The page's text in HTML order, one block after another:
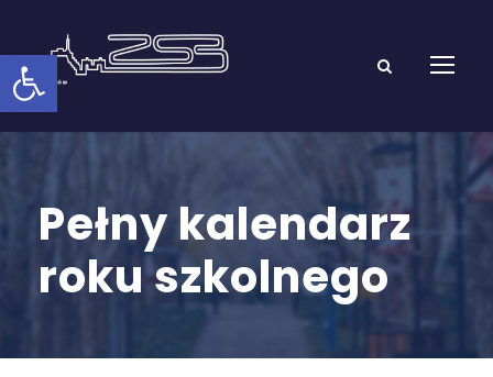
Open toolbar
Pełny kalendarz
roku szkolnego